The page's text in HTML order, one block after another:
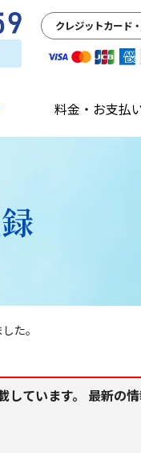
クレジットカード
料金・お支払
た。
ています。 最新の